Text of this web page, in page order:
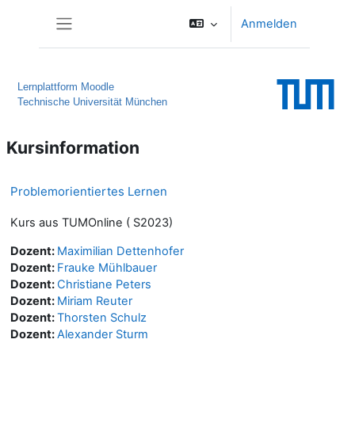
Anmelden
Lernplattform Moodle
Technische Universität München
Kursinformation
Problemorientiertes Lernen
Kurs aus TUMOnline ( S2023)
Dozent: Maximilian Dettenhofer
Dozent: Frauke Mühlbauer
Dozent:Christiane Peters
Dozent: Miriam Reuter
Dozent:Thorsten Schulz
Dozent:Alexander Sturm